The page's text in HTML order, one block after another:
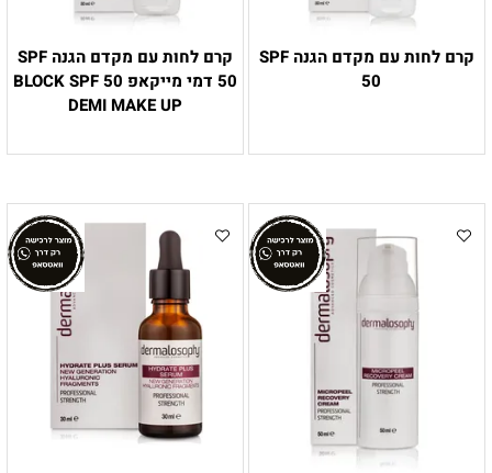
קרם לחות עם מקדם הגנה SPF
50
קרם לחות עם מקדם הגנה SPF
50 דמי מייקאפ BLOCK SPF 50
DEMI MAKE UP